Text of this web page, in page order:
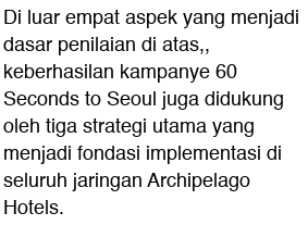
Di luar empat aspek yang menjadi
dasar penilaian di atas,,
keberhasilan kampanye 60
Seconds to Seoul juga didukung
oleh tiga strategi utama yang
menjadi fondasi implementasi di
seluruh jaringan Archipelago
Hotels.